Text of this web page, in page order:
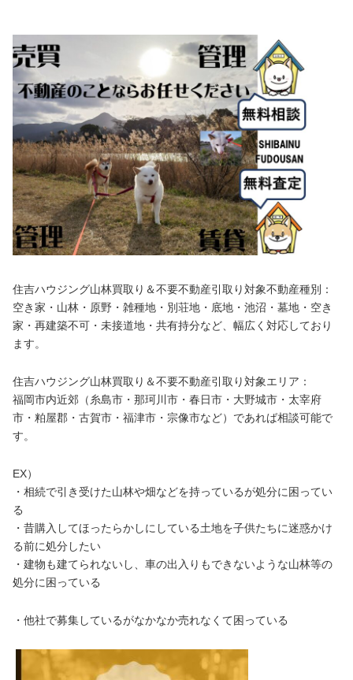
住吉ハウジング山林買取り＆不要不動産引取り対象不動産種別：
空き家・山林・原野・雑種地・別荘地・底地・池沼・墓地・空き
家・再建築不可・未接道地・共有持分など、幅広く対応しており
ます。
住吉ハウジング山林買取り＆不要不動産引取り対象エリア：
福岡市内近郊（糸島市・那珂川市・春日市・大野城市・太宰府
市・粕屋郡・古賀市・福津市・宗像市など）であれば相談可能で
す。
EX）
・相続で引き受けた山林や畑などを持っているが処分に困ってい
る
・昔購入してほったらかしにしている土地を子供たちに迷惑かけ
る前に処分したい
・建物も建てられないし、車の出入りもできないような山林等の
処分に困っている
・他社で募集しているがなかなか売れなくて困っている